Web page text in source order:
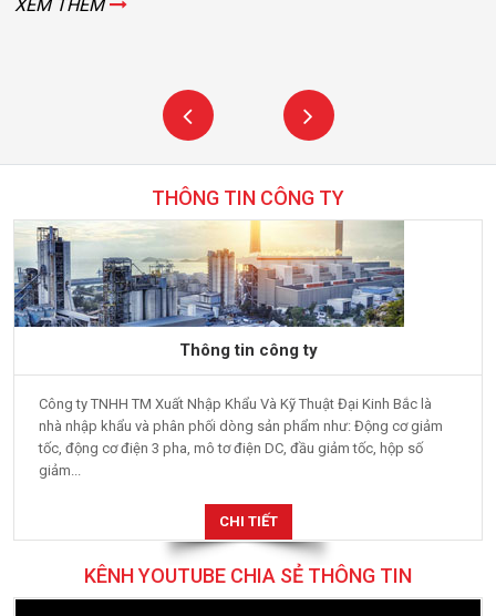
THÔNG TIN CÔNG TY
Thông tin công ty
Công ty TNHH TM Xuất Nhập Khẩu Và Kỹ Thuật Đại Kinh Bắc là
nhà nhập khẩu và phân phối dòng sản phẩm như: Động cơ giảm
tốc, động cơ điện 3 pha, mô tơ điện DC, đầu giảm tốc, hộp số
giảm...
KÊNH YOUTUBE CHIA SẺ THÔNG TIN